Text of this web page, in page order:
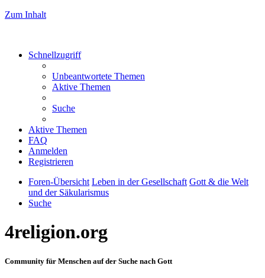
Zum Inhalt
Schnellzugriff
Unbeantwortete Themen
Aktive Themen
Suche
Aktive Themen
FAQ
Anmelden
Registrieren
Foren-Übersicht Leben in der Gesellschaft Gott & die Welt
und der Säkularismus
Suche
4religion.org
Community für Menschen auf der Suche nach Gott